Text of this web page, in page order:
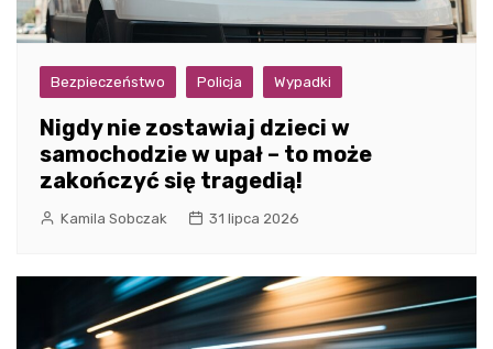
Bezpieczeństwo Policja Wypadki
Nigdy nie zostawiaj dzieci w
samochodzie w upał – to może
zakończyć się tragedią!
Kamila Sobczak 31 lipca 2026